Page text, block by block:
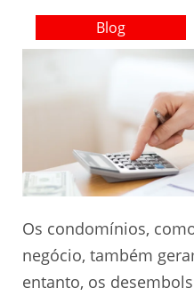
Blog
Os condomínios,
negócio, também
entanto, os